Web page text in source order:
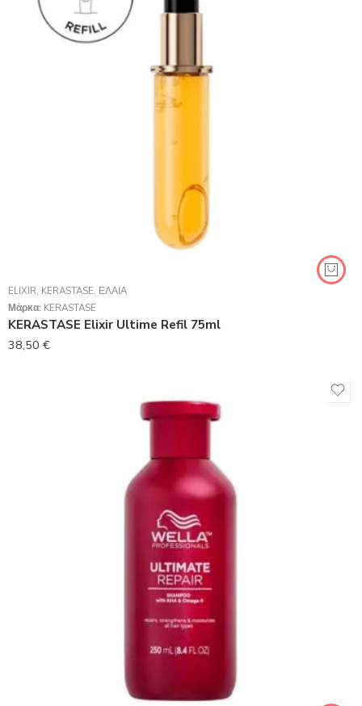
ELIXIR, KERASTASE, ΈΛΑΙΑ
Μάρκα: KERASTASE
KERASTASE Elixir Ultime Refil 75ml
38,50 €